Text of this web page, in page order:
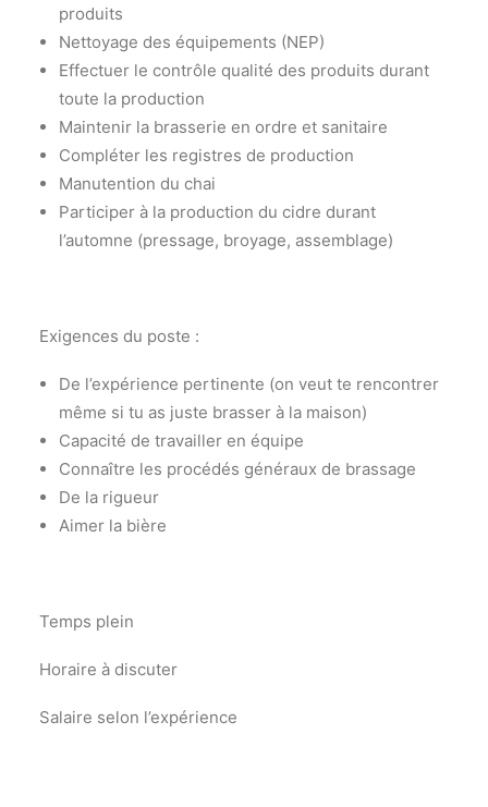
produits
Nettoyage des équipements (NEP)
Effectuer le contrôle qualité des produits durant
toute la production
Maintenir la brasserie en ordre et sanitaire
Compléter les registres de production
Manutention du chai
Participer à la production du cidre durant
l’automne (pressage, broyage, assemblage)
Exigences du poste :
De l’expérience pertinente (on veut te rencontrer
même si tu as juste brasser à la maison)
Capacité de travailler en équipe
Connaître les procédés généraux de brassage
De la rigueur
Aimer la bière
Temps plein
Horaire à discuter
Salaire selon l’expérience